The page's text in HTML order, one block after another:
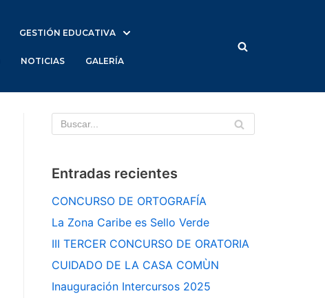
GESTIÓN EDUCATIVA
NOTICIAS GALERÍA
Entradas recientes
CONCURSO DE ORTOGRAFÍA
La Zona Caribe es Sello Verde
III TERCER CONCURSO DE ORATORIA
CUIDADO DE LA CASA COMÙN
Inauguración Intercursos 2025